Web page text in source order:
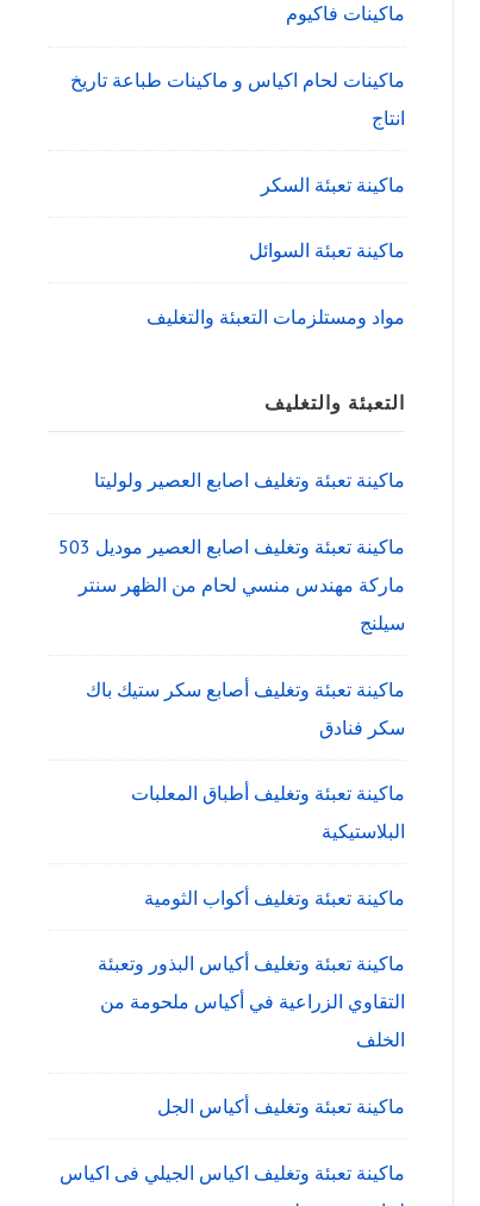
ماكينات فاكيوم
ماكينات لحام اكياس و ماكينات طباعة تاريخ
انتاج
ماكينة تعبئة السكر
ماكينة تعبئة السوائل
مواد ومستلزمات التعبئة والتغليف
التعبئة والتغليف
ماكينة تعبئة وتغليف اصابع العصير ولوليتا
ماكينة تعبئة وتغليف اصابع العصير موديل 503
ماركة مهندس منسي لحام من الظهر سنتر
سيلنج
ماكينة تعبئة وتغليف أصابع سكر ستيك باك
سكر فنادق
ماكينة تعبئة وتغليف أطباق المعلبات
البلاستيكية
ماكينة تعبئة وتغليف أكواب الثومية
ماكينة تعبئة وتغليف أكياس البذور وتعبئة
التقاوي الزراعية في أكياس ملحومة من
الخلف
ماكينة تعبئة وتغليف أكياس الجل
ماكينة تعبئة وتغليف اكياس الجيلي فى اكياس